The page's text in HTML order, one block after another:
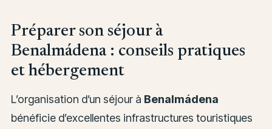
Préparer son séjour à
Benalmádena : conseils pratiques
et hébergement
L’organisation d’un séjour à Benalmádena
bénéficie d’excellentes infrastructures touristiques